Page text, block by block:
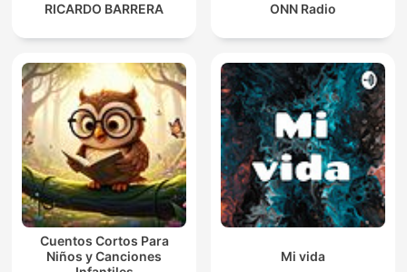
RICARDO BARRERA ONN Radio
Cuentos Cortos Para
Niños y Canciones
Mi vida